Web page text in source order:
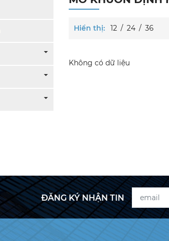
Hiển thị: 12 / 24 / 36
Không có dữ liệu
ĐĂNG KÝ NHẬN TIN